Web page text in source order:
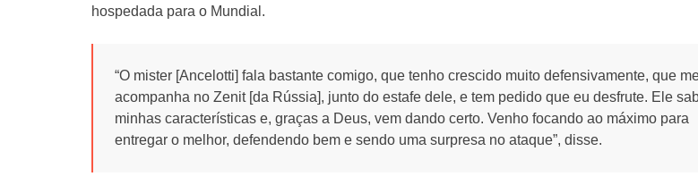
hospedada para o Mundial.
“O mister [Ancelotti] fala bastante comigo, que tenho crescido muito defensivamente, que
acompanha no Zenit [da Rússia], junto do estafe dele, e tem pedido que eu desfrute. Ele
minhas características e, graças a Deus, vem dando certo. Venho focando ao máximo para
entregar o melhor, defendendo bem e sendo uma surpresa no ataque”, disse.